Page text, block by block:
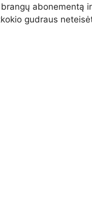
abonementą
gudraus